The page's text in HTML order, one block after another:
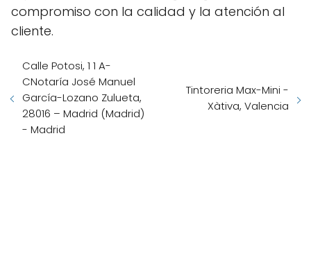
compromiso con la calidad y la atención al
cliente.
Calle Potosi, 1 1 A-
CNotaría José Manuel
García-Lozano Zulueta,
28016 – Madrid (Madrid)
- Madrid
Tintoreria Max-Mini -
Xàtiva, Valencia